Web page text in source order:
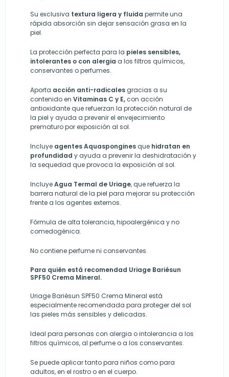
Su exclusiva textura ligera y fluida permite una
rápida absorción sin dejar sensación grasa en la
piel.
La protección perfecta para la pieles sensibles,
intolerantes o con alergia a los filtros químicos,
conservantes o perfumes.
Aporta acción anti-radicales gracias a su
contenido en Vitaminas C y E, con acción
antioxidante que refuerzan la protección natural de
la piel y ayuda a prevenir el envejecimiento
prematuro por exposición al sol.
Incluye agentes Aquaspongines que hidratan en
profundidad y ayuda a prevenir la deshidratación y
la sequedad que provoca la exposición al sol.
IncluyeAgua Termal de Uriage, que refuerza la
barrera natural de la piel para mejorar su protección
frente a los agentes externos.
Fórmula de alta tolerancia, hipoalergénica y no
comedogénica.
No contiene perfume ni conservantes.
Para quién está recomendad Uriage Bariésun
SPF50 Crema Mineral.
Uriage Bariésun SPF50 Crema Mineral está
especialmente recomendada para proteger del sol
las pieles más sensibles y delicadas.
Ideal para personas con alergia o intolerancia a los
filtros químicos, al perfume o a los conservantes.
Se puede aplicar tanto para niños como para
adultos, en el rostro o en el cuerpo.